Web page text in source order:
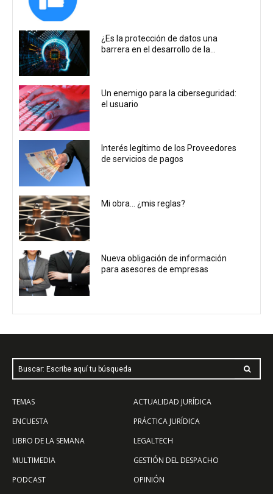
¿Es la protección de datos una
barrera en el desarrollo de la...
Un enemigo para la ciberseguridad:
el usuario
Interés legítimo de los Proveedores
de servicios de pagos
Mi obra… ¿mis reglas?
Nueva obligación de información
para asesores de empresas
Buscar: Escribe aquí tu búsqueda
TEMAS
ENCUESTA
LIBRO DE LA SEMANA
MULTIMEDIA
PODCAST
ACTUALIDAD JURÍDICA
PRÁCTICA JURÍDICA
LEGALTECH
GESTIÓN DEL DESPACHO
OPINIÓN